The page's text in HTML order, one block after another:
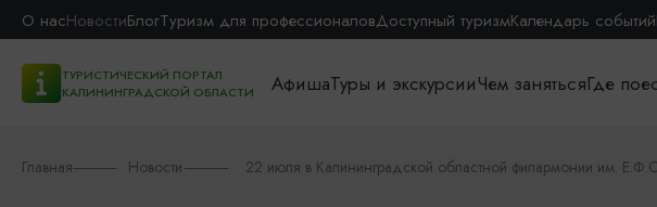
О насНовостиБлогТуризм для профессионаловДоступный туризмКалендарь событий
ТУРИСТИЧЕСКИЙ ПОРТАЛ
КАЛИНИНГРАДСКОЙ ОБЛАСТИ
АфишаТуры и экскурсииЧем занятьсяГде
Главная Новости 22 июля в Калининградской областной филармонии им.